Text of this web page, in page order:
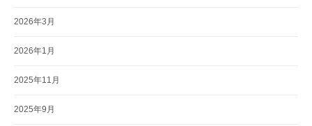
2026年3月
2026年1月
2025年11月
2025年9月